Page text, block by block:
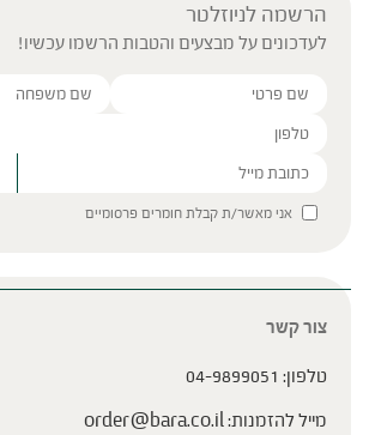
הרשמה לניוזלטר
לעדכונים על מבצעים והטבות הרשמו עכשיו!
Please leave this field empty.
אני מאשר/ת קבלת חומרים פרסומיים
צור קשר
טלפון: 04-9899051
מייל להזמנות:order@bara.co.il